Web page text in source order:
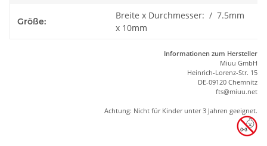
Größe:
Breite x Durchmesser: / 7.5mm
x 10mm
Informationen zum Hersteller
Miuu GmbH
Heinrich-Lorenz-Str. 15
DE-09120 Chemnitz
fts@miuu.net
Achtung: Nicht für Kinder unter 3 Jahren geeignet.